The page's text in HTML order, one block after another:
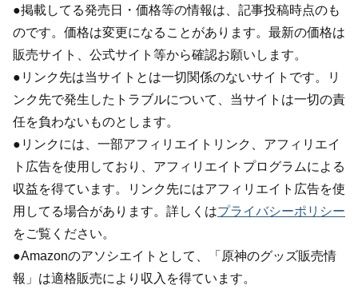
●掲載してる発売日・価格等の情報は、記事投稿時点のも
のです。価格は変更になることがあります。最新の価格は
販売サイト、公式サイト等から確認お願いします。
●リンク先は当サイトとは一切関係のないサイトです。リ
ンク先で発生したトラブルについて、当サイトは一切の責
任を負わないものとします。
●リンクには、一部アフィリエイトリンク、アフィリエイ
ト広告を使用しており、アフィリエイトプログラムによる
収益を得ています。リンク先にはアフィリエイト広告を使
用してる場合があります。詳しくはプライバシーポリシー
をご覧ください。
●Amazonのアソシエイトとして、「原神のグッズ販売情
報」は適格販売により収入を得ています。